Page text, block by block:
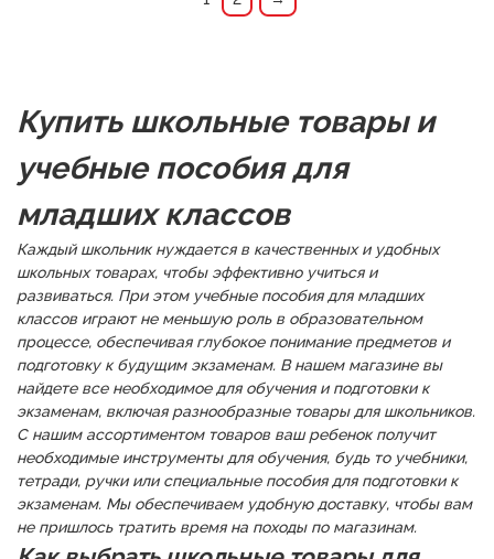
Купить школьные товары и
учебные пособия для
младших классов
Каждый школьник нуждается в качественных и удобных
школьных товарах, чтобы эффективно учиться и
развиваться. При этом учебные пособия для младших
классов играют не меньшую роль в образовательном
процессе, обеспечивая глубокое понимание предметов и
подготовку к будущим экзаменам. В нашем магазине вы
найдете все необходимое для обучения и подготовки к
экзаменам, включая разнообразные товары для школьников.
С нашим ассортиментом товаров ваш ребенок получит
необходимые инструменты для обучения, будь то учебники,
тетради, ручки или специальные пособия для подготовки к
экзаменам. Мы обеспечиваем удобную доставку, чтобы вам
не пришлось тратить время на походы по магазинам.